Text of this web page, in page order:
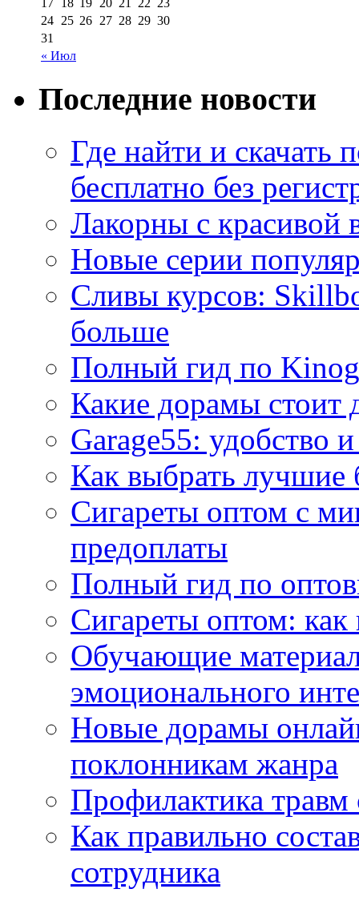
« Июл
24 25 26 27 28 29 30
31
Последние новости
Где найти и
бесплатно без
Лакорны с красивой
Новые серии
Сливы курсов:
больше
Полный гид по
Какие дорамы стоит
Garage55: удобство
Как выбрать
Сигареты оптом с
предоплаты
Полный гид по
Сигареты оптом:
Обучающие
эмоционального
Новые дорамы
поклонникам жанра
Профилактика травм
Как правильно
сотрудника